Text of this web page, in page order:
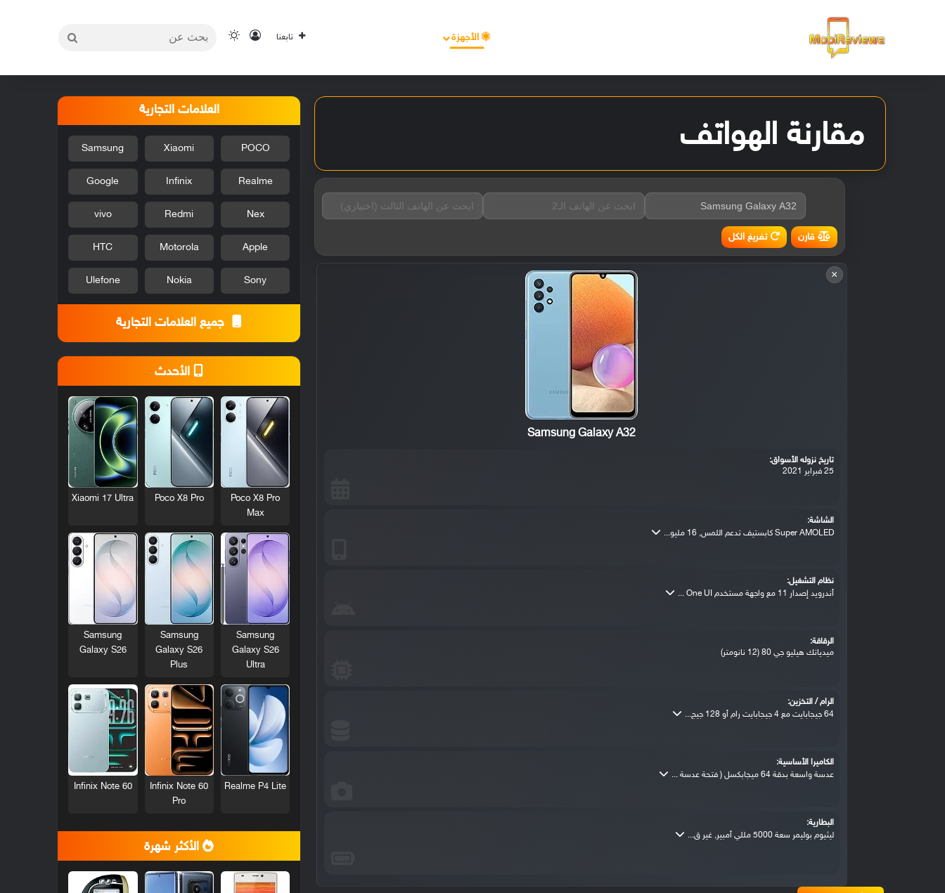
الأجهزة تابعنا تسجيل الدخول
الوضع المظلم
مقارنة الهواتف
قارن تفريغ الكل
×
Samsung Galaxy A32
تاريخ نزوله الأسواق:
25 فبراير 2021
الشاشة:
Super AMOLED كابستيف تدعم اللمس, 16 مليو...
نظام التشغيل:
أندرويد إصدار 11 مع واجهة مستخدم One UI ...
الرقاقة:
ميدياتك هيليو جي 80 (12 نانومتر)
الرام / التخزين:
64 جيجابايت مع 4 جيجابايت رام أو 128 جيج...
الكاميرا الأساسية:
عدسة واسعة بدقة 64 ميجابكسل ( فتحة عدسة ...
البطارية:
ليثيوم بوليمر سعة 5000 مللي أمبير, غير ق...
العلامات التجارية
POCO
Xiaomi
Samsung
Realme
Infinix
Google
Nex
Redmi
vivo
Apple
Motorola
HTC
Sony
Nokia
Ulefone
جميع العلامات التجارية
الأحدث
Poco X8 Pro
Max
Poco X8 Pro
Xiaomi 17 Ultra
Samsung
Galaxy S26
Ultra
Samsung
Galaxy S26
Plus
Samsung
Galaxy S26
Realme P4 Lite
Infinix Note 60
Pro
Infinix Note 60
الأكثر شهرة